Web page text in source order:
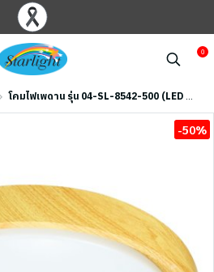
0
โคมไฟเพดาน รุ่น 04-SL-8542-500 (LED 72W) สีไม้ธรรมชาติ
-50%